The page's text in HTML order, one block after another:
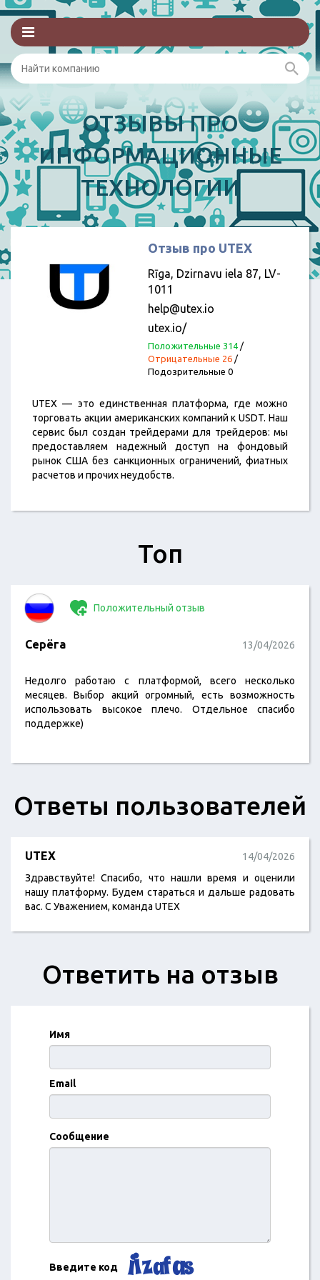
ОТЗЫВЫ ПРО
ИНФОРМАЦИОННЫЕ
ТЕХНОЛОГИИ
Отзыв про UTEX
Rīga, Dzirnavu iela 87, LV-
1011
help@utex.io
utex.io/
Положительные 314/
Отрицательные 26/
Подозрительные 0
UTEX — это единственная платформа, где можно
торговать акции американских компаний к USDT. Наш
сервис был создан трейдерами для трейдеров: мы
предоставляем надежный доступ на фондовый
рынок США без санкционных ограничений, фиатных
расчетов и прочих неудобств.
Топ
Положительный отзыв
Серёга 13/04/2026
Недолго работаю с платформой, всего несколько
месяцев. Выбор акций огромный, есть возможность
использовать высокое плечо. Отдельное спасибо
поддержке)
Ответы пользователей
UTEX
14/04/2026
Здравствуйте! Спасибо, что нашли время и оценили
нашу платформу. Будем стараться и дальше радовать
вас. С Уважением, команда UTEX
Ответить на отзыв
Имя
Email
Сообщение
Введите код